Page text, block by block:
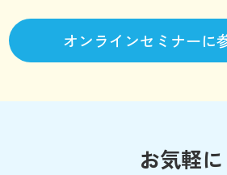
オンラインセミナーに
お気軽に